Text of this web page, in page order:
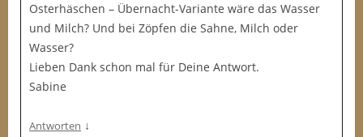
Osterhäschen – Übernacht-Variante wäre das Wasser
und Milch? Und bei Zöpfen die Sahne, Milch oder
Wasser?
Lieben Dank schon mal für Deine Antwort.
Sabine
Antworten ↓